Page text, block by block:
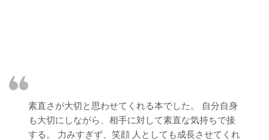
素直さが大切と思わせてくれる本でした。 自分自身
も大切にしながら、相手に対して素直な気持ちで接
する。 力みすぎず、笑顔 人としても成長させてくれ